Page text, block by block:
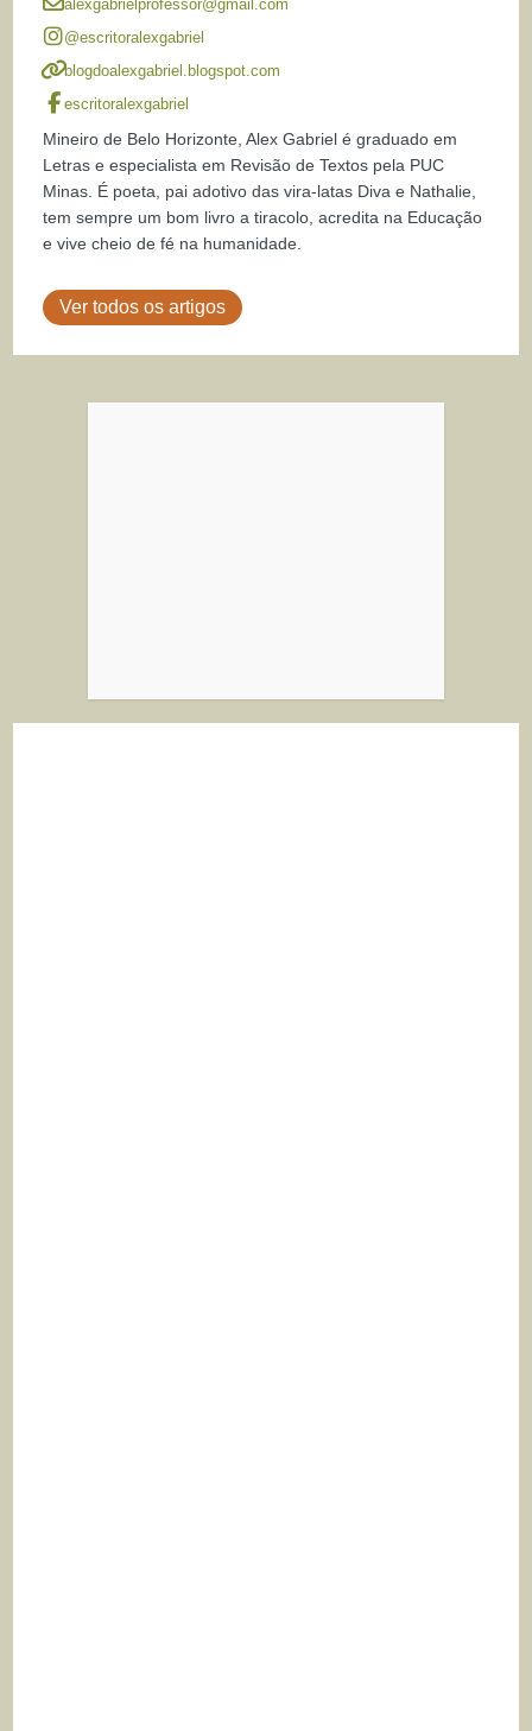
alexgabrielprofessor@gmail.com
@escritoralexgabriel
blogdoalexgabriel.blogspot.com
escritoralexgabriel
Mineiro de Belo Horizonte, Alex Gabriel é graduado em
Letras e especialista em Revisão de Textos pela PUC
Minas. É poeta, pai adotivo das vira-latas Diva e Nathalie,
tem sempre um bom livro a tiracolo, acredita na Educação
e vive cheio de fé na humanidade.
Ver todos os artigos